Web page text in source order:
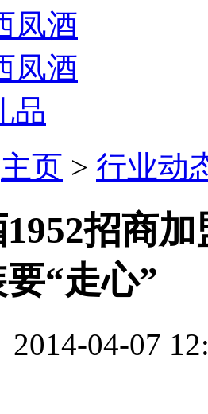
凤酒
凤酒
品
主页 > 行业动
1952招商
“走心”
04-07